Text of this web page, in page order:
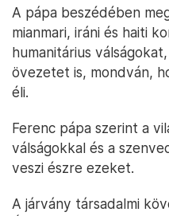
A pápa beszédében
mianmari, iráni és haiti
humanitárius
övezetet is, mondván,
éli.
Ferenc pápa szerint a
válságokkal és a
veszi észre ezeket.
A járvány társadalmi